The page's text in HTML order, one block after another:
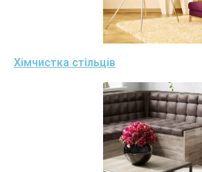
Хімчистка стільців